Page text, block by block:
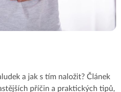
a jak s tím naložit? Článek
příčin a praktických tipů,